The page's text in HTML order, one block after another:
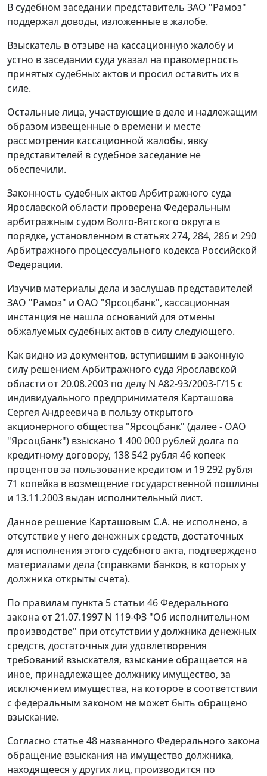
В судебном заседании представитель ЗАО "Рамоз"
поддержал доводы, изложенные в жалобе.
Взыскатель в отзыве на кассационную жалобу и
устно в заседании суда указал на правомерность
принятых судебных актов и просил оставить их в
силе.
Остальные лица, участвующие в деле и надлежащим
образом извещенные о времени и месте
рассмотрения кассационной жалобы, явку
представителей в судебное заседание не
обеспечили.
Законность судебных актов Арбитражного суда
Ярославской области проверена Федеральным
арбитражным судом Волго-Вятского округа в
порядке, установленном в статьях 274, 284, 286 и 290
Арбитражного процессуального кодекса Российской
Федерации.
Изучив материалы дела и заслушав представителей
ЗАО "Рамоз" и ОАО "Ярсоцбанк", кассационная
инстанция не нашла оснований для отмены
обжалуемых судебных актов в силу следующего.
Как видно из документов, вступившим в законную
силу решением Арбитражного суда Ярославской
области от 20.08.2003 по делу N А82-93/2003-Г/15 с
индивидуального предпринимателя Карташова
Сергея Андреевича в пользу открытого
акционерного общества "Ярсоцбанк" (далее - ОАО
"Ярсоцбанк") взыскано 1 400 000 рублей долга по
кредитному договору, 138 542 рубля 46 копеек
процентов за пользование кредитом и 19 292 рубля
71 копейка в возмещение государственной пошлины
и 13.11.2003 выдан исполнительный лист.
Данное решение Карташовым С.А. не исполнено, а
отсутствие у него денежных средств, достаточных
для исполнения этого судебного акта, подтверждено
материалами дела (справками банков, в которых у
должника открыты счета).
По правилам пункта 5 статьи 46Федерального
закона от 21.07.1997 N 119-ФЗ "Об исполнительном
производстве" при отсутствии у должника денежных
средств, достаточных для удовлетворения
требований взыскателя, взыскание обращается на
иное, принадлежащее должнику имущество, за
исключением имущества, на которое в соответствии
с федеральным законом не может быть обращено
взыскание.
Согласно статье 48 названного Федерального закона
обращение взыскания на имущество должника,
находящееся у других лиц, производится по